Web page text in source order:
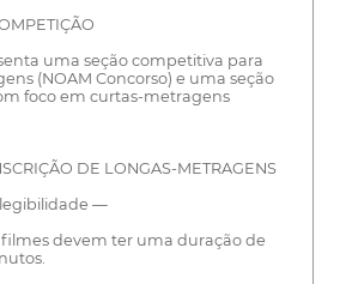
uma seção competitiva para
(NOAM Concorso) e uma seção
foco em curtas-metragens
DE LONGAS-METRAGENS
—
filmes devem ter uma duração de